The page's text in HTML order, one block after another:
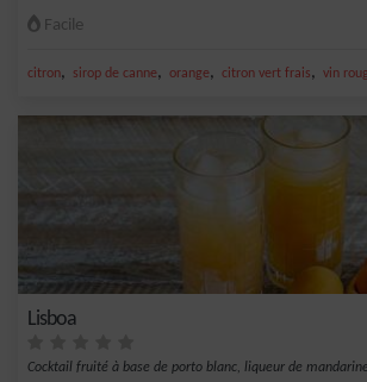
Facile
citron, sirop de canne, orange, citron vert frais, vin
Lisboa
Cocktail fruité à base de porto blanc, liqueur de